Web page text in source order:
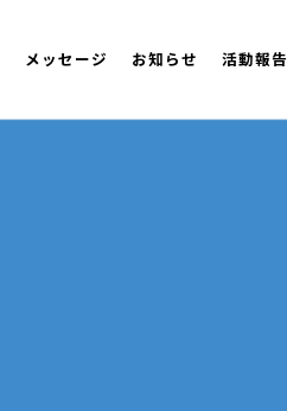
メッセージ お知らせ 活動報告